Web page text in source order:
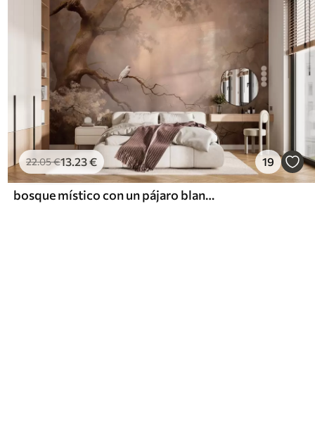
22.05€13.23€ 19
bosque místico con un pájaro blanco